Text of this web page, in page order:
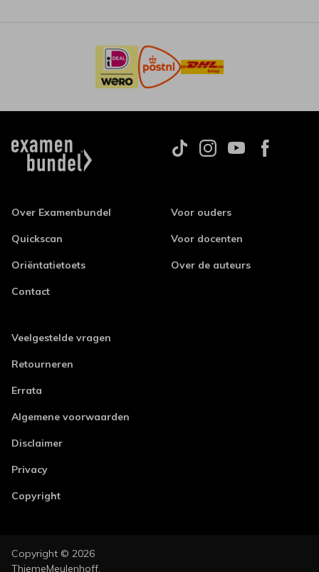
Over Examenbundel
Quickscan
Oriëntatietoets
Contact
Voor ouders
Voor docenten
Over de auteurs
Veelgestelde vragen
Retourneren
Errata
Algemene voorwaarden
Disclaimer
Privacy
Copyright
Copyright © 2026
ThiemeMeulenhoff.